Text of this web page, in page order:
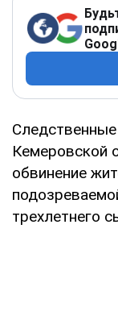
Кемеровской
обвинение
трехлетнего